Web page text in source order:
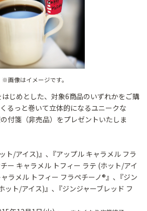
※画像はイメージです。
はじめとした、対象6商品のいずれかをご購
るっと巻いて立体的になるユニークな
付箋（非売品）をプレゼントいたしま
ト/アイス)』､『アップル キャラメル フラ
ー キャラメル トフィー ラテ (ホット/アイ
ラメル トフィー フラペチーノ®』､『ジン
ット/アイス)』､『ジンジャーブレッド フ